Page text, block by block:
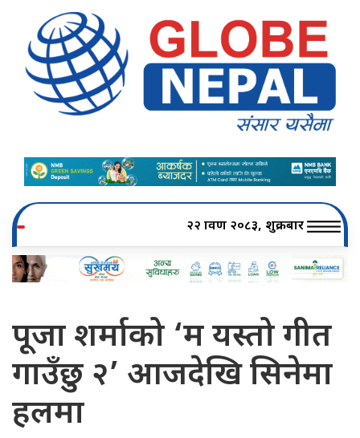
२२ श्रावण २०८३, शुक्रबार
पूजा शर्माको ‘म यस्तो गीत
गाउँछु २’ आजदेखि सिनेमा
हलमा